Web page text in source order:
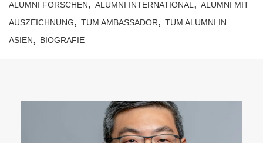
ALUMNI FORSCHEN, ALUMNI INTERNATIONAL , ALUMNI MIT
AUSZEICHNUNG, TUM AMBASSADOR, TUM ALUMNI IN
ASIEN, BIOGRAFIE